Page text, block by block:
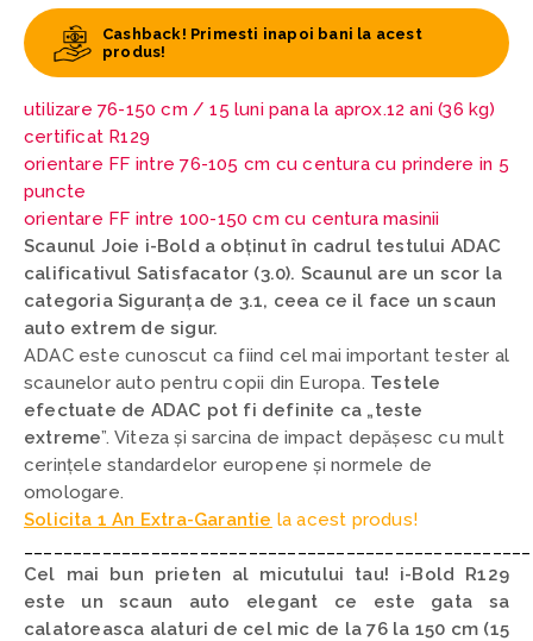
Cashback! Primesti inapoi bani la acest
produs!
utilizare 76-150 cm / 15 luni pana la aprox.12 ani (36 kg)
certificat R129
orientare FF intre 76-105 cm cu centura cu prindere in 5
puncte
orientare FF intre 100-150 cm cu centura masinii
Scaunul Joie i-Bold a obținut în cadrul testului ADAC
calificativul Satisfacator (3.0). Scaunul are un scor la
categoria Siguranța de 3.1, ceea ce il face un scaun
auto extrem de sigur.
ADAC este cunoscut ca fiind cel mai important tester al
scaunelor auto pentru copii din Europa. Testele
efectuate de ADAC pot fi definite ca „teste
extreme”. Viteza și sarcina de impact depășesc cu mult
cerințele standardelor europene și normele de
omologare.
Solicita 1 An Extra-Garantie la acest produs!
Cel mai bun prieten al micutului tau! i-Bold R129
este un scaun auto elegant ce este gata sa
calatoreasca alaturi de cel mic de la 76 la 150 cm (15